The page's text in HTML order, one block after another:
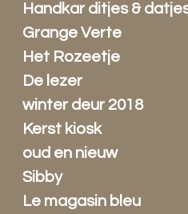
Handkar ditjes &
Grange Verte
Het Rozeetje
De lezer
winter deur 2018
Kerst kiosk
oud en nieuw
Sibby
Le magasin bleu